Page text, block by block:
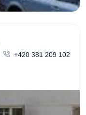
+420 381 209 102